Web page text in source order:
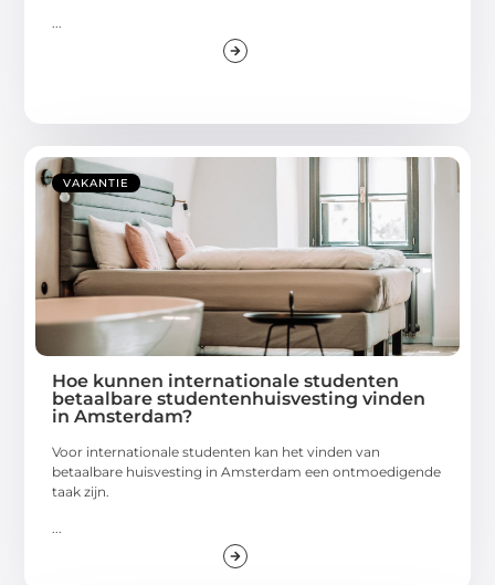
...
VAKANTIE
Hoe kunnen internationale studenten
betaalbare studentenhuisvesting vinden
in Amsterdam?
Voor internationale studenten kan het vinden van
betaalbare huisvesting in Amsterdam een ontmoedigende
taak zijn.